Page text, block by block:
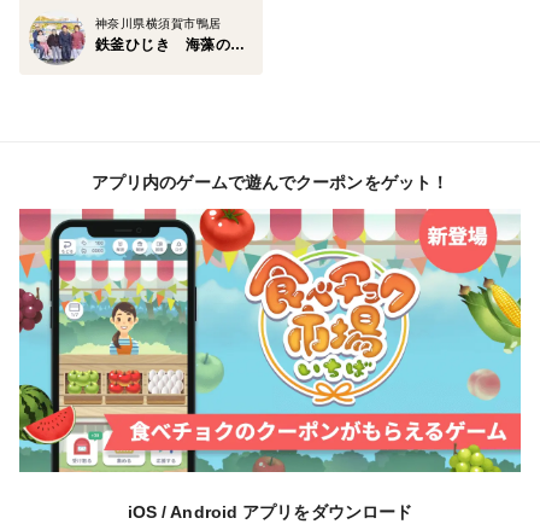
神奈川県横須賀市鴨居
鉄釜ひじき 海藻の房丸
アプリ内のゲームで遊んでクーポンをゲット！
iOS / Android アプリをダウンロード